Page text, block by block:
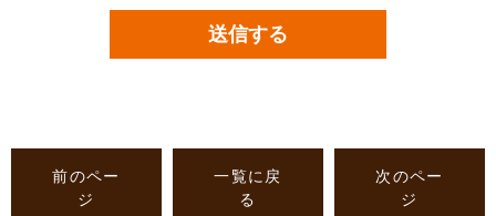
前のペー
ジ
一覧に戻
る
次のペー
ジ